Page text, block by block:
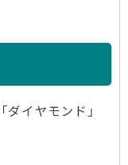
イヤモンド」